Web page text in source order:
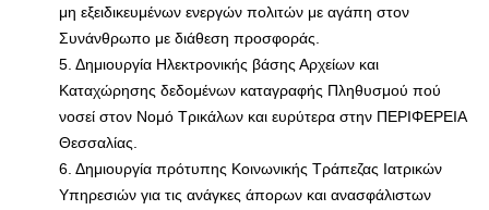
μη εξειδικευμένων ενεργών πολιτών με αγάπη στον
Συνάνθρωπο με διάθεση προσφοράς.
5. Δημιουργία Ηλεκτρονικής βάσης Αρχείων και
Καταχώρησης δεδομένων καταγραφής Πληθυσμού πού
νοσεί στον Νομό Τρικάλων και ευρύτερα στην ΠΕΡΙΦΕΡΕΙΑ
Θεσσαλίας.
6. Δημιουργία πρότυπης Κοινωνικής Τράπεζας Ιατρικών
Υπηρεσιών για τις ανάγκες άπορων και ανασφάλιστων